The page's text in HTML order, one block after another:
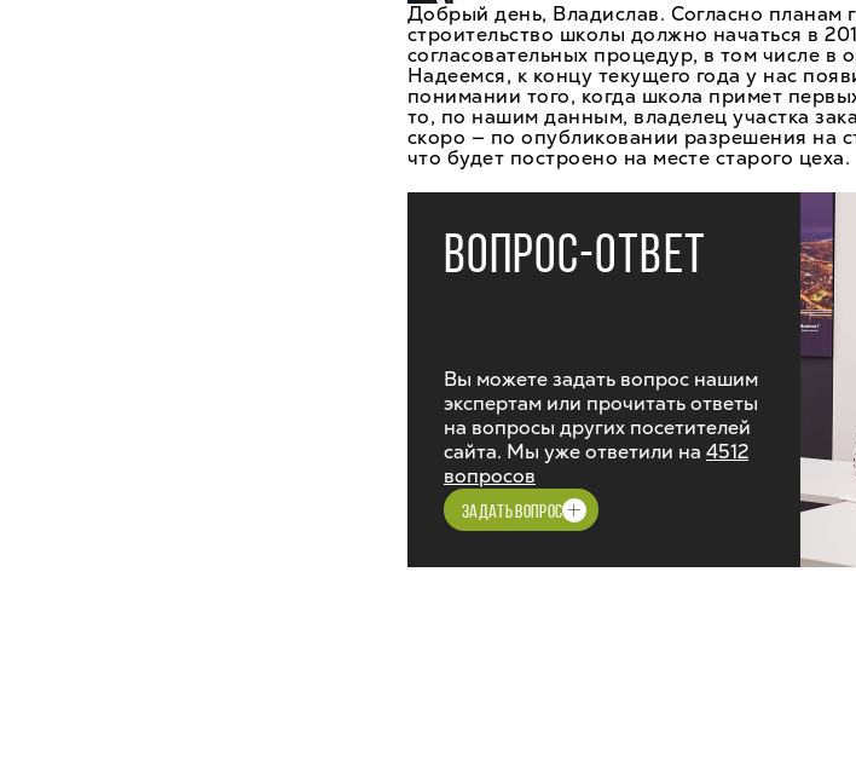
Добрый день, Владислав. Согласно планам
строительство школы должно начаться в
согласовательных процедур, в том числе в
Надеемся, к концу текущего года у нас
понимании того, когда школа примет
то, по нашим данным, владелец участка
скоро — по опубликовании разрешения на
что будет построено на месте старого цеха.
ВОПРОС-ОТВЕТ
Вы можете задать вопрос нашим
экспертам или прочитать ответы
на вопросы других посетителей
сайта. Мы уже ответили на 4512
вопросов
ЗАДАТЬ ВОПРОС